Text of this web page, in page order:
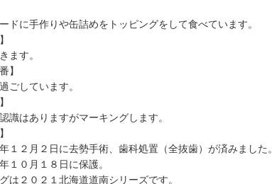
ドに手作りや缶詰めをトッピングをして食べています。
ます。
】
ごしています。
識はありますがマーキングします。
１２月２日に去勢手術、歯科処置（全抜歯）が済みました。
１０月１８日に保護。
は２０２１北海道道南シリーズです。